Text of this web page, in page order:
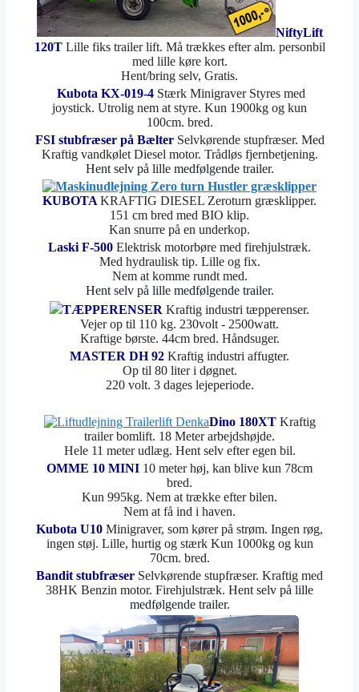
NiftyLift
120T Lille fiks trailer lift. Må trækkes efter alm. personbil
med lille køre kort.
Hent/bring selv, Gratis.
Kubota KX-019-4 Stærk Minigraver Styres med
joystick. Utrolig nem at styre. Kun 1900kg og kun
100cm. bred.
FSI stubfræser på Bælter Selvkørende stupfræser. Med
Kraftig vandkølet Diesel motor. Trådløs fjernbetjening.
Hent selv på lille medfølgende trailer.
KUBOTA KRAFTIG DIESEL Zeroturn græsklipper.
151 cm bred med BIO klip.
Kan snurre på en underkop.
Laski F-500 Elektrisk motorbøre med firehjulstræk.
Med hydraulisk tip. Lille og fix.
Nem at komme rundt med.
Hent selv på lille medfølgende trailer.
TÆPPERENSER Kraftig industri tæpperenser.
Vejer op til 110 kg. 230volt - 2500watt.
Kraftige børste. 44cm bred. Håndsuger.
MASTER DH 92 Kraftig industri affugter.
Op til 80 liter i døgnet.
220 volt. 3 dages lejeperiode.
Dino 180XT Kraftig
trailer bomlift. 18 Meter arbejdshøjde.
Hele 11 meter udlæg. Hent selv efter egen bil.
OMME 10 MINI 10 meter høj, kan blive kun 78cm
bred.
Kun 995kg. Nem at trække efter bilen.
Nem at få ind i haven.
Kubota U10 Minigraver, som kører på strøm. Ingen røg,
ingen støj. Lille, hurtig og stærk Kun 1000kg og kun
70cm. bred.
Bandit stubfræser Selvkørende stupfræser. Kraftig med
38HK Benzin motor. Firehjulstræk. Hent selv på lille
medfølgende trailer.